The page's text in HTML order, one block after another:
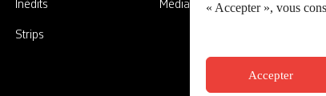
« Accepter », vous
Accepter
Inédits
Strips
Médias